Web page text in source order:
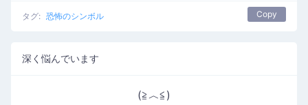
タグ: 恐怖のシンボル Copy
深く悩んでいます
(≧︿≦)